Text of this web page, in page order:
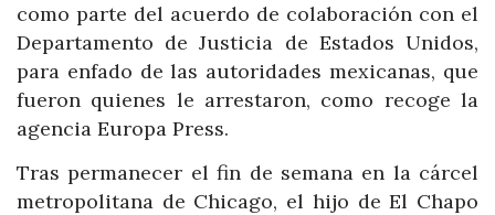
como parte del acuerdo de colaboración con el
Departamento de Justicia de Estados Unidos,
para enfado de las autoridades mexicanas, que
fueron quienes le arrestaron, como recoge la
agencia Europa Press.
Tras permanecer el fin de semana en la cárcel
metropolitana de Chicago, el hijo de El Chapo